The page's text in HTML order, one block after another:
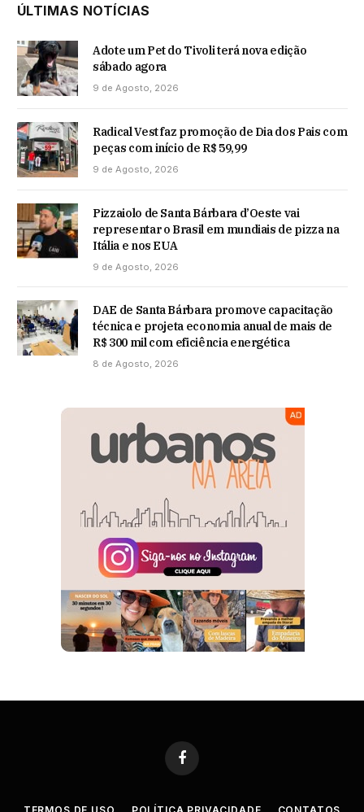
ÚLTIMAS NOTÍCIAS
Adote um Pet do Tivoli terá nova edição
sábado agora
9 de Agosto, 2026
Radical Vest faz promoção de Dia dos Pais com
peças com início de R$ 59,99
9 de Agosto, 2026
Pizzaiolo de Santa Bárbara d’Oeste vai
representar o Brasil em mundiais de pizza na
Itália e nos EUA
9 de Agosto, 2026
DAE de Santa Bárbara promove capacitação
técnica e projeta economia anual de mais de
R$ 300 mil com eficiência energética
8 de Agosto, 2026
Facebook